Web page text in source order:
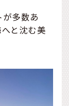
多数あ
と沈む美